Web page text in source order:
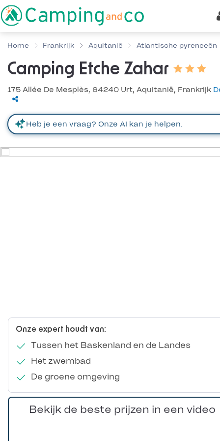
Home Frankrijk Aquitanië Atlantische pyreneeën
Camping Etche Zahar
175 Allée De Mesplès, 64240 Urt, Aquitanië, Frankrijk
Onze expert houdt van:
Tussen het Baskenland en de Landes
Het zwembad
De groene omgeving
Bekijk de beste prijzen in een video